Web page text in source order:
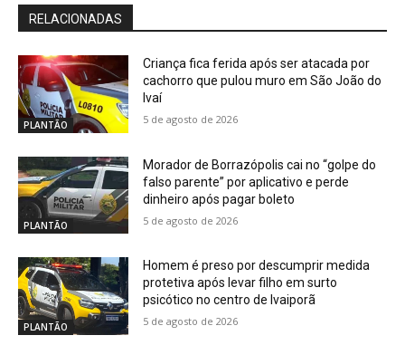
RELACIONADAS
PLANTÃO
Criança fica ferida após ser atacada por
cachorro que pulou muro em São João do
Ivaí
5 de agosto de 2026
PLANTÃO
Morador de Borrazópolis cai no “golpe do
falso parente” por aplicativo e perde
dinheiro após pagar boleto
5 de agosto de 2026
PLANTÃO
Homem é preso por descumprir medida
protetiva após levar filho em surto
psicótico no centro de Ivaiporã
5 de agosto de 2026